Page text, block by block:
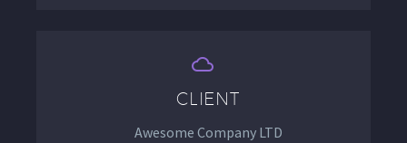


CLIENT
Awesome Company LTD